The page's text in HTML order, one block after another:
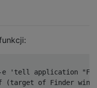
'tell application
(target of Finder